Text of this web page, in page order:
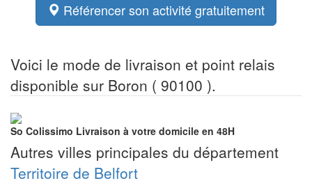
Référencer son activité gratuitement
Voici le mode de livraison et point relais
disponible sur Boron ( 90100 ).
So Colissimo Livraison à votre domicile en 48H
Autres villes principales du département
Territoire de Belfort